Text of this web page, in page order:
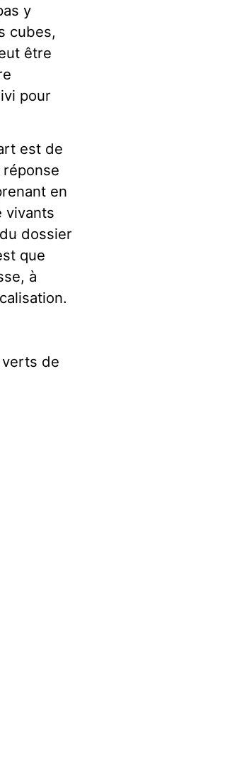
y
cubes,
être
pour
est de
en
vivants
dossier
que
à
de